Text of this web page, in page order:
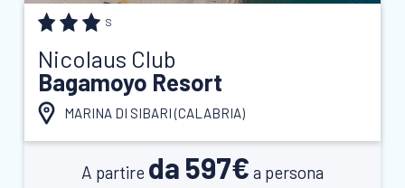
S
Nicolaus Club
Bagamoyo Resort
MARINA DI SIBARI (CALABRIA)
A partire da 597€ a persona